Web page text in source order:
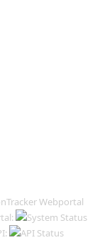
Webportal